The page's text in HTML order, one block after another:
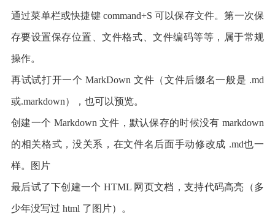
通过菜单栏或快捷键 command+S 可以保存文件。第一次保
存要设置保存位置、文件格式、文件编码等等，属于常规
操作。
再试试打开一个 MarkDown 文件（文件后缀名一般是 .md
或.markdown），也可以预览。
创建一个 Markdown 文件，默认保存的时候没有 markdown
的相关格式，没关系，在文件名后面手动修改成 .md也一
样。图片
最后试了下创建一个 HTML 网页文档，支持代码高亮（多
少年没写过 html 了图片）。